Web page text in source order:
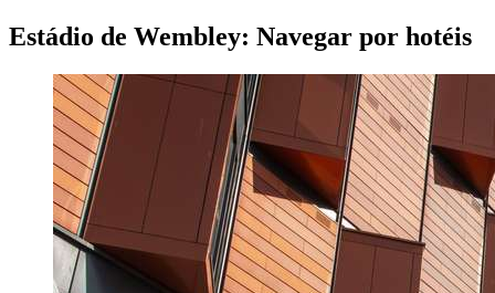
Estádio de Wembley: Navegar por hotéis